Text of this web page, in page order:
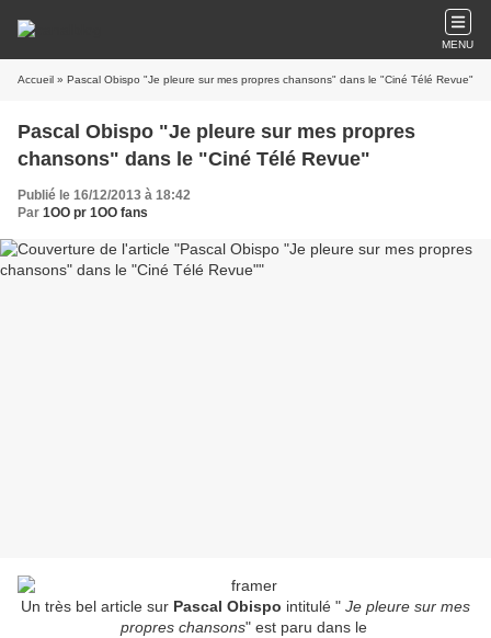
MENU
Accueil » Pascal Obispo "Je pleure sur mes propres chansons" dans le "Ciné Télé Revue"
Pascal Obispo "Je pleure sur mes propres
chansons" dans le "Ciné Télé Revue"
Publié le 16/12/2013 à 18:42
Par 1OO pr 1OO fans
Un très bel article sur Pascal Obispo intitulé " Je pleure sur mes
propres chansons" est paru dans le